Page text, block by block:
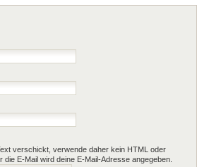
verschickt, verwende daher kein HTML oder
E-Mail wird deine E-Mail-Adresse angegeben.